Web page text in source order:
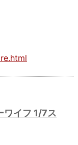
ワイフ 1/7ス